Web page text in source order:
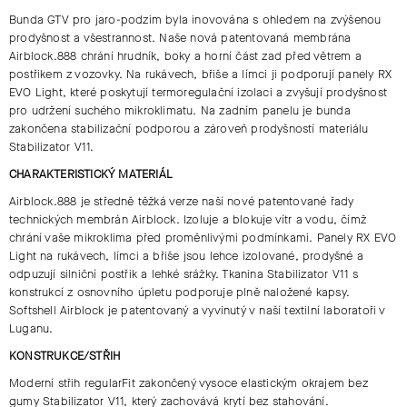
Bunda GTV pro jaro-podzim byla inovována s ohledem na zvýšenou
prodyšnost a všestrannost. Naše nová patentovaná membrána
Airblock.888 chrání hrudník, boky a horní část zad před větrem a
postřikem z vozovky. Na rukávech, břiše a límci ji podporují panely RX
EVO Light, které poskytují termoregulační izolaci a zvyšují prodyšnost
pro udržení suchého mikroklimatu. Na zadním panelu je bunda
zakončena stabilizační podporou a zároveň prodyšností materiálu
Stabilizator V11.
CHARAKTERISTICKÝ MATERIÁL
Airblock.888 je středně těžká verze naší nové patentované řady
technických membrán Airblock. Izoluje a blokuje vítr a vodu, čímž
chrání vaše mikroklima před proměnlivými podmínkami. Panely RX EVO
Light na rukávech, límci a břiše jsou lehce izolované, prodyšné a
odpuzují silniční postřik a lehké srážky. Tkanina Stabilizator V11 s
konstrukcí z osnovního úpletu podporuje plně naložené kapsy.
Softshell Airblock je patentovaný a vyvinutý v naší textilní laboratoři v
Luganu.
KONSTRUKCE/STŘIH
Moderní střih regularFit zakončený vysoce elastickým okrajem bez
gumy Stabilizator V11, který zachovává krytí bez stahování.